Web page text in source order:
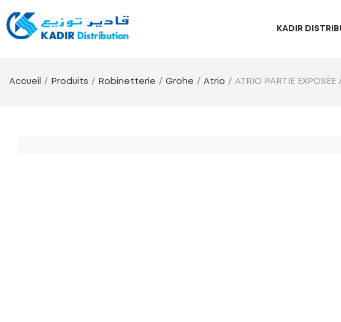
KADIR
Accueil Produits Robinetterie Grohe Atrio ATRIO PARTIE EXPOSÉE